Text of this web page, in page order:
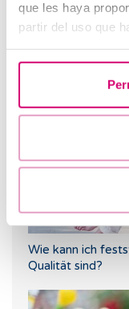
que les haya
partir del uso que
Wie lange dauert
einnistet?
Wie kann ich
Qualität sind?